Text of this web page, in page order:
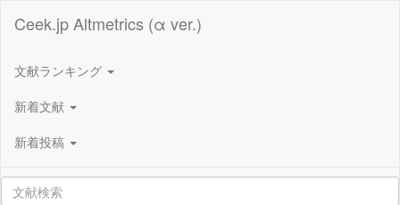
Ceek.jp Altmetrics (α ver.)
文献ランキング
新着文献
新着投稿